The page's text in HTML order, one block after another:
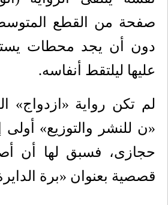
صفحة من القطع
دون أن يجد محطات
عليها ليلتقط أنفاسه.
لم تكن رواية «ازدواج»
«ن للنشر والتوزيع»
حجازى، فسبق لها أن
قصصية بعنوان «برة